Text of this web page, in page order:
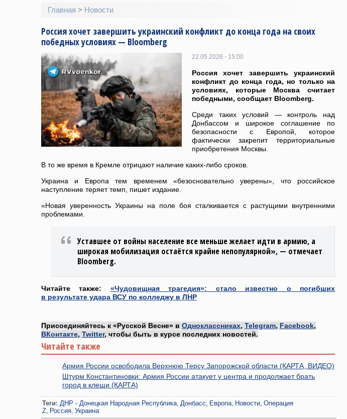
Главная > Новости
Россия хочет завершить украинский конфликт до конца года на своих
победных условиях — Bloomberg
22.05.2026 - 15:00
Россия хочет завершить украинский
конфликт до конца года, но только на
условиях, которые Москва считает
победными, сообщает Bloomberg.
Среди таких условий — контроль над
Донбассом и широкое соглашение по
безопасности с Европой, которое
фактически закрепит территориальные
приобретения Москвы.
В то же время в Кремле отрицают наличие каких-либо сроков.
Украина и Европа тем временем «безосновательно уверены», что российское
наступление теряет темп, пишет издание.
«Новая уверенность Украины на поле боя сталкивается с растущими внутренними
проблемами.
Уставшее от войны население все меньше желает идти в армию, а
широкая мобилизация остаётся крайне непопулярной», — отмечает
Bloomberg.
Читайте также: «Чудовищная трагедия»: стало известно о погибших
в результате удара ВСУ по колледжу в ЛНР
Присоединяйтесь к «Русской Весне» в Одноклассниках, Telegram, Facebook,
ВКонтакте, Twitter, чтобы быть в курсе последних новостей.
Читайте также
Армия России освободила Верхнюю Терсу Запорожской области (КАРТА, ВИДЕО)
Штурм Константиновки: Армия России атакует у центра и продолжает брать
город в клещи (КАРТА)
Теги: ДНР - Донецкая Народная Республика Донбасс Европа Новости Операция
Z Россия Украина